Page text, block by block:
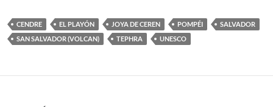
CENDRE EL PLAYÓN JOYA DE CEREN POMPÉI
SALVADOR
SAN SALVADOR (VOLCAN)
TEPHRA UNESCO